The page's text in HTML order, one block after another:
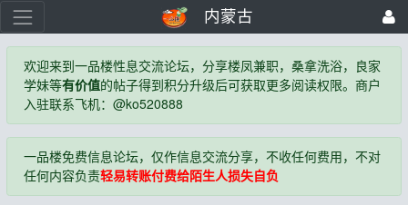
内蒙古
欢迎来到一品楼性息交流论坛，分享楼凤兼职，桑拿洗浴，良家
学妹等有价值的帖子得到积分升级后可获取更多阅读权限。商户
入驻联系飞机：@ko520888
一品楼免费信息论坛，仅作信息交流分享，不收任何费用，不对
任何内容负责轻易转账付费给陌生人损失自负